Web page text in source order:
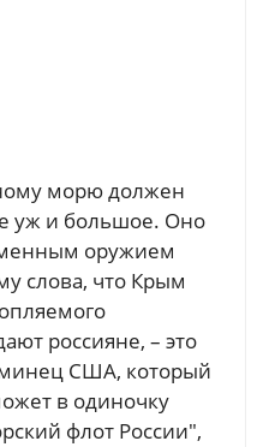
морю должен
уж и большое. Оно
оружием
слова, что Крым
россияне, – это
США, который
в одиночку
флот России",